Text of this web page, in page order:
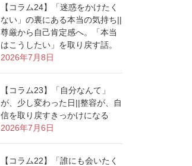
【コラム24】「迷惑をかけたく
ない」の裏にある本当の気持ち||
尊厳から自己肯定感へ。「本当
はこうしたい」を取り戻す話。
2026年7月8日
【コラム23】「自分なんて」
が、少し変わった日||整容が、自
信を取り戻すきっかけになる
2026年7月6日
【コラム22】「誰にも会いたく